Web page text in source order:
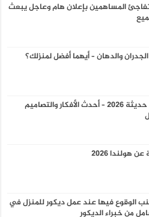
المساهمين بإعلان هام وعاجل يبعث
والدهان – أيهما أفضل لمنزلك؟
ديكورات منازل حديثة 2026 – أحدث الأفكار والتصاميم
هولندا 2026
الوقوع فيها عند عمل ديكور للمنزل في